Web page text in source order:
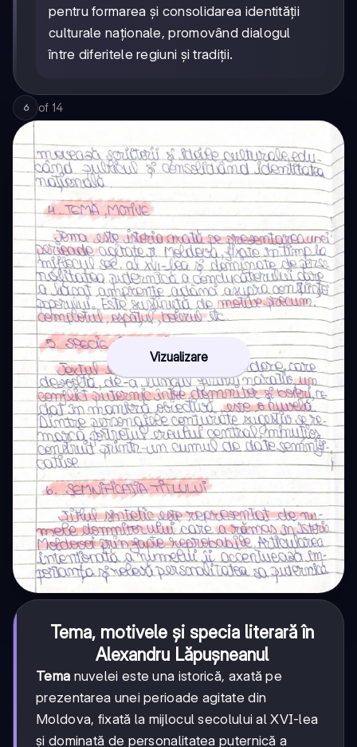
pentru formarea și consolidarea identității
culturale naționale, promovând dialogul
între diferitele regiuni și tradiții.
6 of 14
Vizualizare
Tema, motivele și specia literară în
Alexandru Lăpușneanul
Tema nuvelei este una istorică, axată pe
prezentarea unei perioade agitate din
Moldova, fixată la mijlocul secolului al XVI-lea
și dominată de personalitatea puternică a